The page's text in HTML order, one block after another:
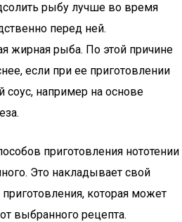
рыбу лучше во время
перед ней.
жирная рыба. По этой причине
если при ее приготовлении
например на основе
приготовления нототении
Это накладывает свой
которая может
выбранного рецепта.